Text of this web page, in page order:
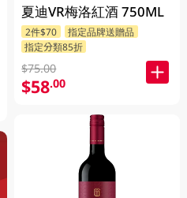
夏迪VR梅洛紅酒 750ML
2件$70
指定品牌送贈品
指定分類85折
$75.00
$58.00